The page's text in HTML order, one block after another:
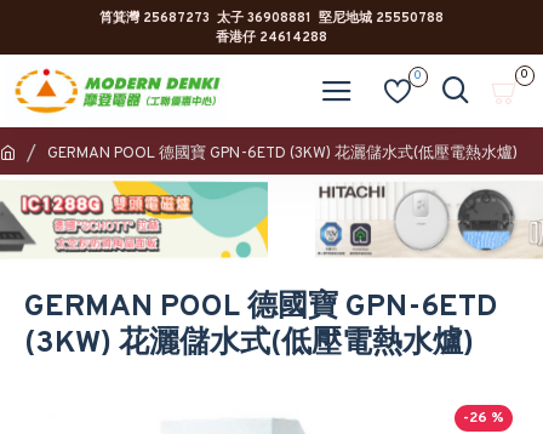
筲箕灣 25687273 太子 36908881 堅尼地城 25550788
香港仔 24614288
0 0
GERMAN POOL 德國寶 GPN-6ETD (3KW) 花灑儲水式(低壓電熱水爐)
GERMAN POOL 德國寶 GPN-6ETD
(3KW) 花灑儲水式(低壓電熱水爐)
-26 %